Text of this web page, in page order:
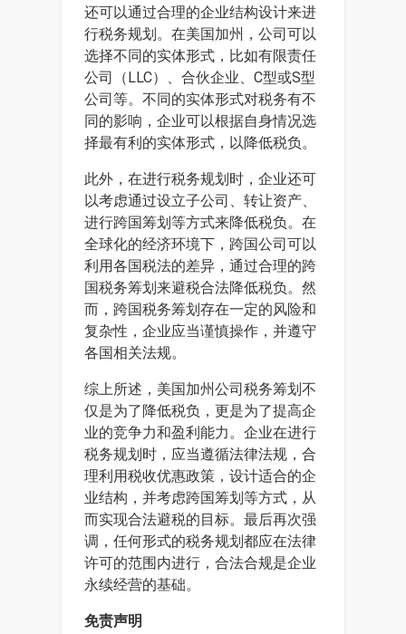
还可以通过合理的企业结构设计来进
行税务规划。在美国加州，公司可以
选择不同的实体形式，比如有限责任
公司（LLC）、合伙企业、C型或S型
公司等。不同的实体形式对税务有不
同的影响，企业可以根据自身情况选
择最有利的实体形式，以降低税负。
此外，在进行税务规划时，企业还可
以考虑通过设立子公司、转让资产、
进行跨国筹划等方式来降低税负。在
全球化的经济环境下，跨国公司可以
利用各国税法的差异，通过合理的跨
国税务筹划来避税合法降低税负。然
而，跨国税务筹划存在一定的风险和
复杂性，企业应当谨慎操作，并遵守
各国相关法规。
综上所述，美国加州公司税务筹划不
仅是为了降低税负，更是为了提高企
业的竞争力和盈利能力。企业在进行
税务规划时，应当遵循法律法规，合
理利用税收优惠政策，设计适合的企
业结构，并考虑跨国筹划等方式，从
而实现合法避税的目标。最后再次强
调，任何形式的税务规划都应在法律
许可的范围内进行，合法合规是企业
永续经营的基础。
免责声明